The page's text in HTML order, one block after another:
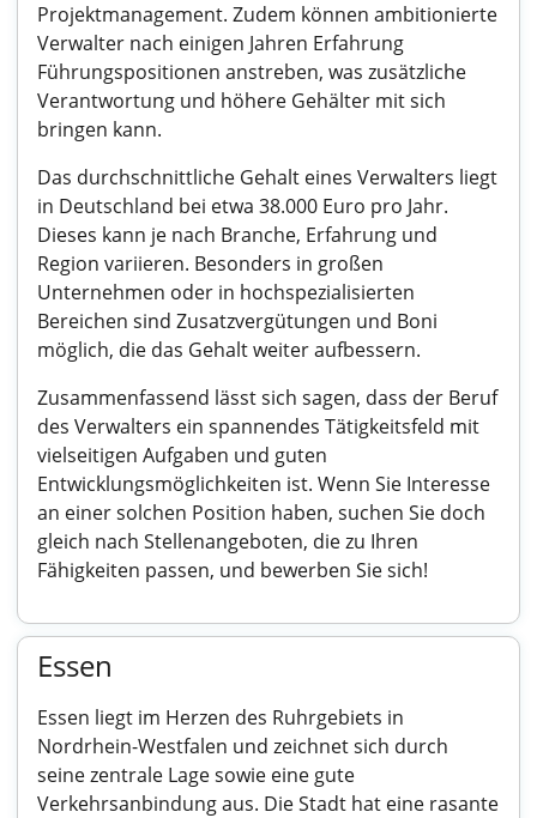
Projektmanagement. Zudem können ambitionierte
Verwalter nach einigen Jahren Erfahrung
Führungspositionen anstreben, was zusätzliche
Verantwortung und höhere Gehälter mit sich
bringen kann.
Das durchschnittliche Gehalt eines Verwalters liegt
in Deutschland bei etwa 38.000 Euro pro Jahr.
Dieses kann je nach Branche, Erfahrung und
Region variieren. Besonders in großen
Unternehmen oder in hochspezialisierten
Bereichen sind Zusatzvergütungen und Boni
möglich, die das Gehalt weiter aufbessern.
Zusammenfassend lässt sich sagen, dass der Beruf
des Verwalters ein spannendes Tätigkeitsfeld mit
vielseitigen Aufgaben und guten
Entwicklungsmöglichkeiten ist. Wenn Sie Interesse
an einer solchen Position haben, suchen Sie doch
gleich nach Stellenangeboten, die zu Ihren
Fähigkeiten passen, und bewerben Sie sich!
Essen
Essen liegt im Herzen des Ruhrgebiets in
Nordrhein-Westfalen und zeichnet sich durch
seine zentrale Lage sowie eine gute
Verkehrsanbindung aus. Die Stadt hat eine rasante